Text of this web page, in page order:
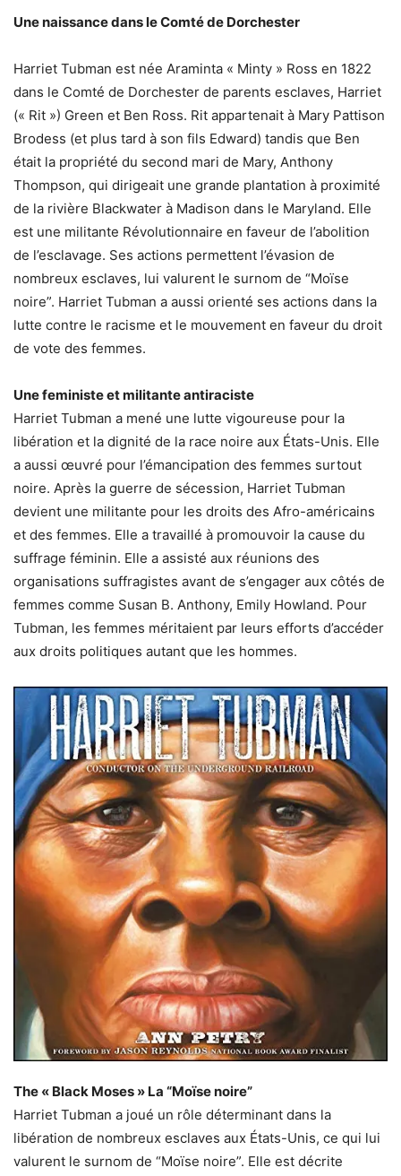
Une naissance dans le Comté de Dorchester
Harriet Tubman est née Araminta « Minty » Ross en 1822
dans le Comté de Dorchester de parents esclaves, Harriet
(« Rit ») Green et Ben Ross. Rit appartenait à Mary Pattison
Brodess (et plus tard à son fils Edward) tandis que Ben
était la propriété du second mari de Mary, Anthony
Thompson, qui dirigeait une grande plantation à proximité
de la rivière Blackwater à Madison dans le Maryland. Elle
est une militante Révolutionnaire en faveur de l’abolition
de l’esclavage. Ses actions permettent l’évasion de
nombreux esclaves, lui valurent le surnom de “Moïse
noire”. Harriet Tubman a aussi orienté ses actions dans la
lutte contre le racisme et le mouvement en faveur du droit
de vote des femmes.
Une feministe et militante antiraciste
Harriet Tubman a mené une lutte vigoureuse pour la
libération et la dignité de la race noire aux États-Unis. Elle
a aussi œuvré pour l’émancipation des femmes surtout
noire. Après la guerre de sécession, Harriet Tubman
devient une militante pour les droits des Afro-américains
et des femmes. Elle a travaillé à promouvoir la cause du
suffrage féminin. Elle a assisté aux réunions des
organisations suffragistes avant de s’engager aux côtés de
femmes comme Susan B. Anthony, Emily Howland. Pour
Tubman, les femmes méritaient par leurs efforts d’accéder
aux droits politiques autant que les hommes.
The « Black Moses » La “Moïse noire”
Harriet Tubman a joué un rôle déterminant dans la
libération de nombreux esclaves aux États-Unis, ce qui lui
valurent le surnom de “Moïse noire”. Elle est décrite